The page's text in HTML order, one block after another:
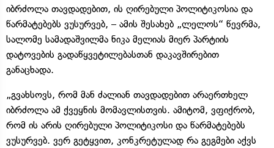
იბრძოლა თავდადებით, ის ღირებული პოლიტიკოსია და
წარმატებებს ვუსურვებ, – ამის შესახებ „ლელოს“ წევრმა,
სალომე სამადაშვილმა ნიკა მელიას მიერ პარტიის
დატოვების გადაწყვეტილებასთან დაკავშირებით
განაცხადა.
„გვახსოვს, რომ მან ძალიან თავდადებით არაერთხელ
იბრძოლა ამ ქვეყნის მომავლისთვის. ამიტომ, ვფიქრობ,
რომ ის არის ღირებული პოლიტიკოსი და წარმატებებს
ვუსურვებ. ვერ გეტყვით, კონკრეტულად რა გეგმები აქვს